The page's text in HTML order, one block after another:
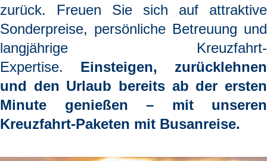
zurück. Freuen Sie sich auf attraktive
Sonderpreise, persönliche Betreuung und
langjährige Kreuzfahrt-
Expertise. Einsteigen, zurücklehnen
und den Urlaub bereits ab der ersten
Minute genießen
– mit unseren
Kreuzfahrt-Paketen mit Busanreise.